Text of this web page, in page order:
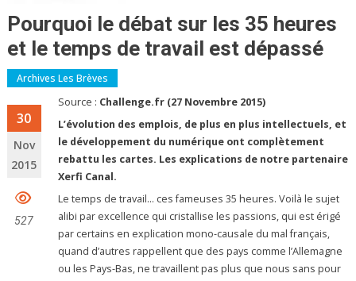
Pourquoi le débat sur les 35 heures
et le temps de travail est dépassé
Archives Les Brèves
30
Nov
2015
527
Source : Challenge.fr (27 Novembre 2015)
L’évolution des emplois, de plus en plus intellectuels, et
le développement du numérique ont complètement
rebattu les cartes. Les explications de notre partenaire
Xerfi Canal.
Le temps de travail… ces fameuses 35 heures. Voilà le sujet
alibi par excellence qui cristallise les passions, qui est érigé
par certains en explication mono-causale du mal français,
quand d’autres rappellent que des pays comme l’Allemagne
ou les Pays-Bas, ne travaillent pas plus que nous sans pour